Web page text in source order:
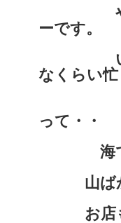
やりた
ーです。
いつか
なくらい
って・・
海でも
山ばか
お店も